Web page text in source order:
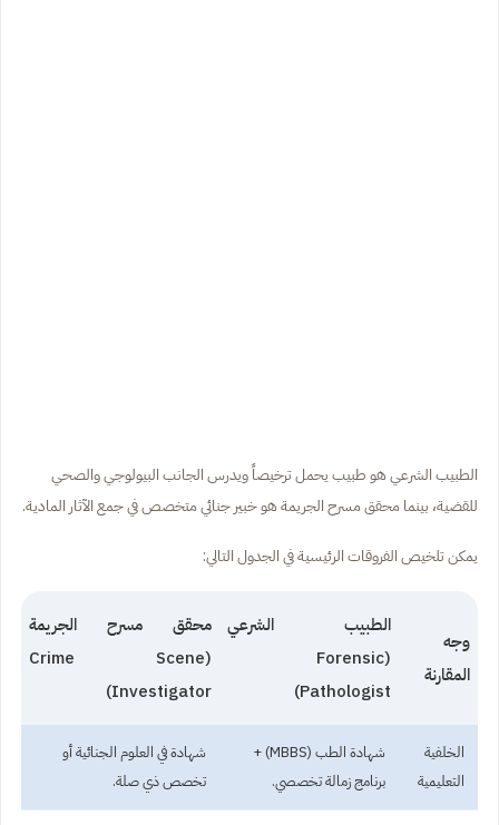
الطبيب الشرعي هو طبيب يحمل ترخيصاً ويدرس الجانب البيولوجي والصحي
للقضية، بينما محقق مسرح الجريمة هو خبير جنائي متخصص في جمع الآثار المادية.
يمكن تلخيص الفروقات الرئيسية في الجدول التالي:
وجه
المقارنة
الطبيب الشرعي
(Forensic
Pathologist)
محقق مسرح الجريمة
(Crime Scene
Investigator)
الخلفية
التعليمية
شهادة الطب (MBBS) +
برنامج زمالة تخصصي.
شهادة في العلوم الجنائية أو
تخصص ذي صلة.